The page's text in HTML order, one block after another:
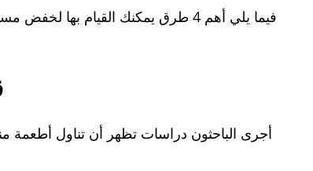
فيما يلي أهم 4 طرق يمكنك القيام
أجرى الباحثون دراسات تظهر أن تناول أطعمة